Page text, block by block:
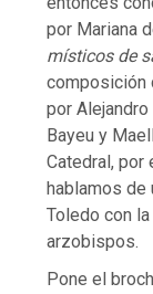
por Mariana
místicos de
composición
por
Bayeu y
Catedral, por
hablamos
Toledo con
arzobispos.
Pone el